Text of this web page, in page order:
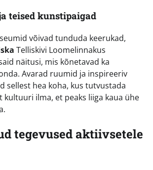
teised kunstipaigad
võivad tunduda keerukad,
Telliskivi Loomelinnakus
näitusi, mis kõnetavad ka
Avarad ruumid ja inspireeriv
sellest hea koha, kus tutvustada
kultuuri ilma, et peaks liiga kaua ühe
tegevused aktiivsetele